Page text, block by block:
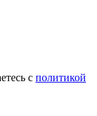
с политикой